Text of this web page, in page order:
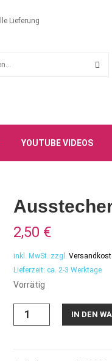
Lieferung
R
H
YOUTUBE VIDEOS
2,50 €
inkl. MwSt. zzgl.
Lieferzeit: ca. 2-3 Werktage
Vorrätig
Ausstecher
IN DEN